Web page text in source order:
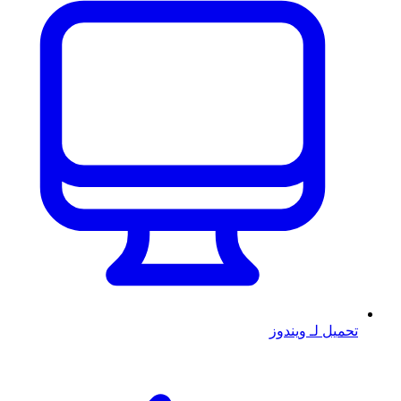
تحميل لـ ويندوز